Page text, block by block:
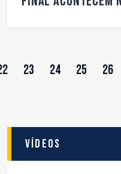
23 24 25 26
Vídeos